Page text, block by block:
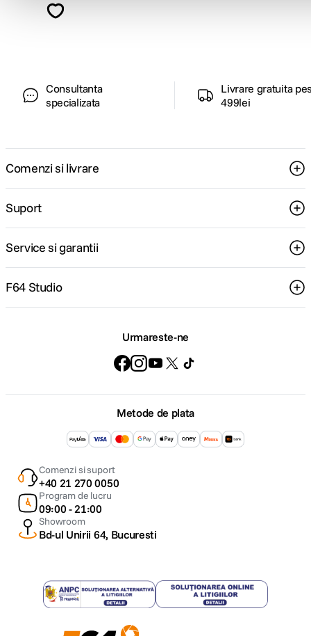
Consultanta
specializata
Livrare gratuita
499lei
Comenzi si livrare
Suport
Service si garantii
F64 Studio
Urmareste-ne
Metode de plata
Comenzi si suport
+40 21 270 0050
Program de lucru
09:00 - 21:00
Showroom
Bd-ul Unirii 64, Bucuresti